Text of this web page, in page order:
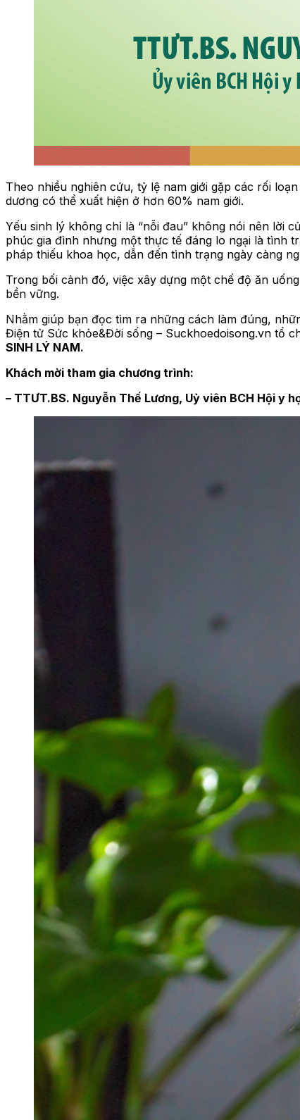
Theo nhiều nghiên cứu, tỷ lệ nam giới gặp các rối
dương có thể xuất hiện ở hơn 60% nam giới.
Yếu sinh lý không chỉ là “nỗi đau” không nói nên lời
phúc gia đình nhưng một thực tế đáng lo ngại là tình
pháp thiếu khoa học, dẫn đến tình trạng ngày càng
Trong bối cảnh đó, việc xây dựng một chế độ ăn
bền vững.
Nhằm giúp bạn đọc tìm ra những cách làm đúng,
Điện tử Sức khỏe&Đời sống – Suckhoedoisong.vn tổ
SINH LÝ NAM.
Khách mời tham gia chương trình:
– TTƯT.BS. Nguyễn Thế Lương, Uỷ viên BCH Hội y